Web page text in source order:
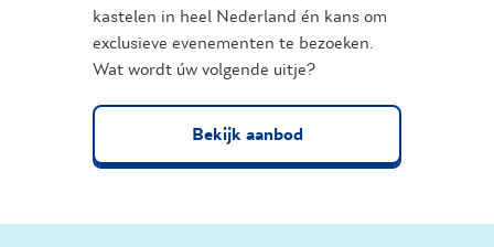
kastelen in heel Nederland én kans om
exclusieve evenementen te bezoeken.
Wat wordt úw volgende uitje?
Bekijk aanbod